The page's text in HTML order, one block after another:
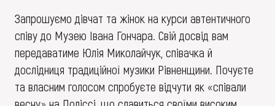
Запрошуємо дівчат та жінок на курси автентичного
співу до Музею Івана Гончара. Свій досвід вам
передаватиме Юлія Миколайчук, співачка й
дослідниця традиційної музики Рівненщини. Почуєте
та власним голосом спробуєте відчути як «співали